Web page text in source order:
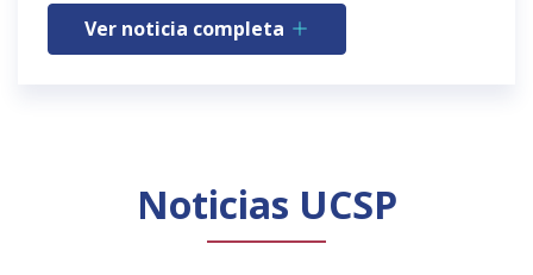
Ver noticia completa
Noticias UCSP